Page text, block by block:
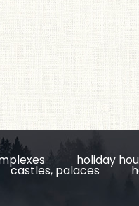
holiday
castles, palaces